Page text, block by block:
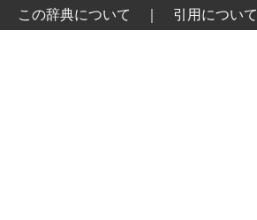
この辞典について 引用について